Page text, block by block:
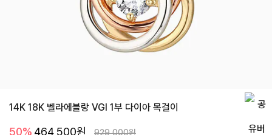
14K 18K 벨라에블랑 VGI 1부 다이아 목걸이
50% 464,500원 929,000원